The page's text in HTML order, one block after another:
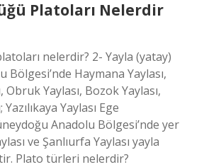
Platoları Nelerdir
nelerdir? 2- Yayla (yatay)
Bölgesi’nde Haymana Yaylası,
Obruk Yaylası, Bozok Yaylası,
Yaylası Ege
Anadolu Bölgesi’nde yer
ve Şanlıurfa Yaylası yayla
Plato türleri nelerdir?